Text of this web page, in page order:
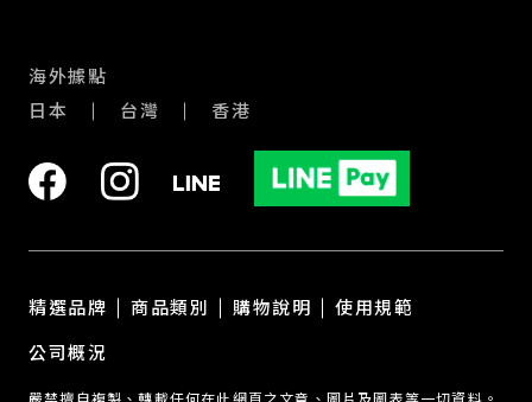
海外據點
日本
台灣 香港
精選品牌 商品類別 購物說明
使用規範
公司概況